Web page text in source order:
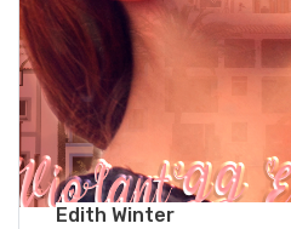
Edith Winter